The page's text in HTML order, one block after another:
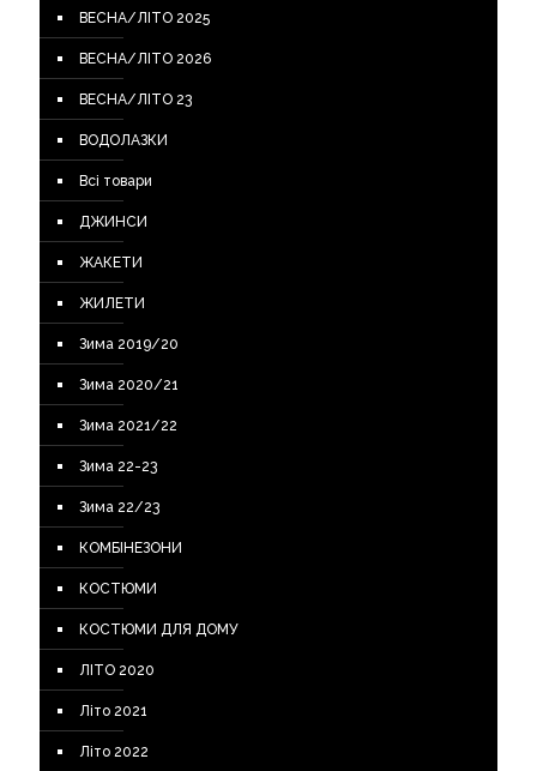
ВЕСНА/ЛІТО 2025
ВЕСНА/ЛІТО 2026
ВЕСНА/ЛІТО 23
ВОДОЛАЗКИ
Всі товари
ДЖИНСИ
ЖАКЕТИ
ЖИЛЕТИ
Зима 2019/20
Зима 2020/21
Зима 2021/22
Зима 22-23
Зима 22/23
КОМБІНЕЗОНИ
КОСТЮМИ
КОСТЮМИ ДЛЯ ДОМУ
ЛІТО 2020
Літо 2021
Літо 2022